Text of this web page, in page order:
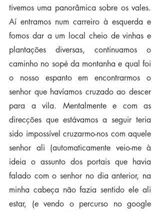
tivemos uma panorâmica sobre os vales.
Aí entramos num carreiro à esquerda e
fomos dar a um local cheio de vinhas e
plantações diversas, continuamos o
caminho no sopé da montanha e qual foi
o nosso espanto em encontrarmos o
senhor que havíamos cruzado ao descer
para a vila. Mentalmente e com as
direcções que estávamos a seguir teria
sido impossível cruzarmo-nos com aquele
senhor ali (automaticamente veio-me à
ideia o assunto dos portais que havia
falado com o senhor no dia anterior, na
minha cabeça não fazia sentido ele ali
estar, (e vendo o percurso no google